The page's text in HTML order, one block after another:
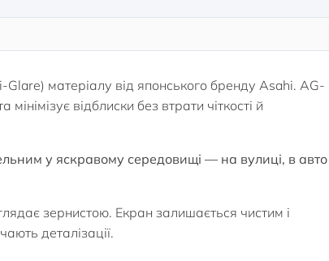
матеріалу від японського бренду Asahi. AG-
відблиски без втрати чіткості й
у яскравому середовищі — на вулиці, в авто
зернистою. Екран залишається чистим і
деталізації.